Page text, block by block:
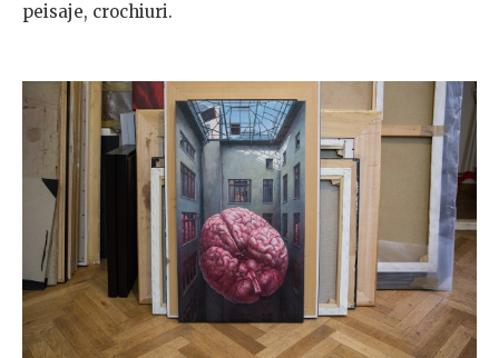
peisaje, crochiuri.